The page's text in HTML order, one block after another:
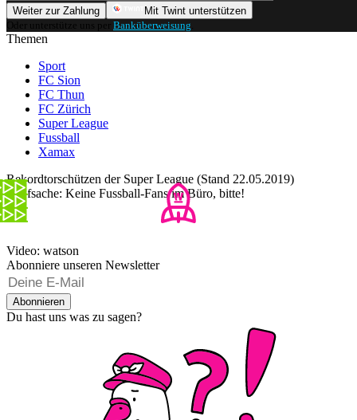
Weiter zur Zahlung
Mit Twint unterstützen
Oder unterstütze uns per Banküberweisung
Themen
Sport
FC Sion
FC Thun
FC Zürich
Super League
Fussball
Xamax
Rekordtorschützen der Super League (Stand 22.05.2019)
Chefsache: Keine Fussball-Fans im Büro, bitte!
Video: watson
Abonniere unseren Newsletter
Abonnieren
Du hast uns was zu sagen?